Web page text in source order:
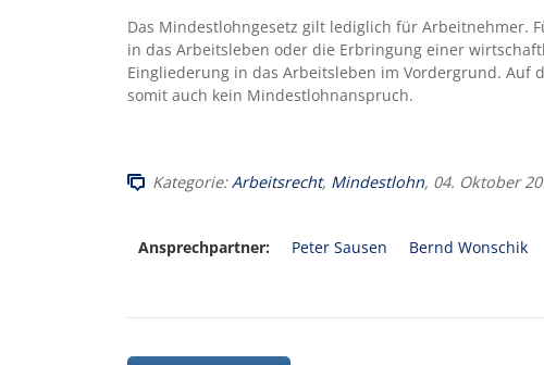
Das Mindestlohngesetz gilt lediglich für Arbeitnehmer.
in das Arbeitsleben oder die Erbringung einer
Eingliederung in das Arbeitsleben im Vordergrund.
somit auch kein Mindestlohnanspruch.
Kategorie:Arbeitsrecht, Mindestlohn, 04. Oktober
Ansprechpartner: Peter Sausen Bernd Wonschik